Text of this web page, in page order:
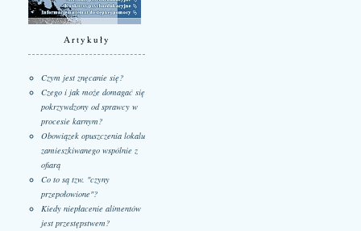
Artykuły
Czym jest znęcanie się?
Czego i jak może domagać się
pokrzywdzony od sprawcy w
procesie karnym?
Obowiązek opuszczenia lokalu
zamieszkiwanego wspólnie z
ofiarą
Co to są tzw. "czyny
przepołowione"?
Kiedy niepłacenie alimentów
jest przestępstwem?